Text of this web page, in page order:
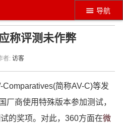
导航
称评测未作弊
者:访客
Comparatives(简称AV-C)等发
厂商使用特殊版本参加测试，
的奖项。对此，360方面在微